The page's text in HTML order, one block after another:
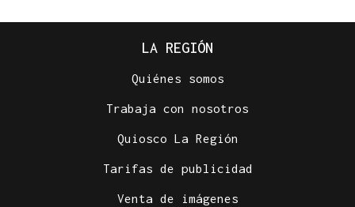
LA REGIÓN
Quiénes somos
Trabaja con nosotros
Quiosco La Región
Tarifas de publicidad
Venta de imágenes